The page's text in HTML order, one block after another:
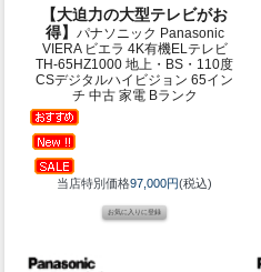
【大迫力の大型テレビがお
得】
パナソニック Panasonic
VIERA ビエラ 4K有機ELテレビ
TH-65HZ1000 地上・BS・110度
CSデジタルハイビジョン 65イン
チ 中古 家電 Bランク
当店特別価格97,000円(税込)